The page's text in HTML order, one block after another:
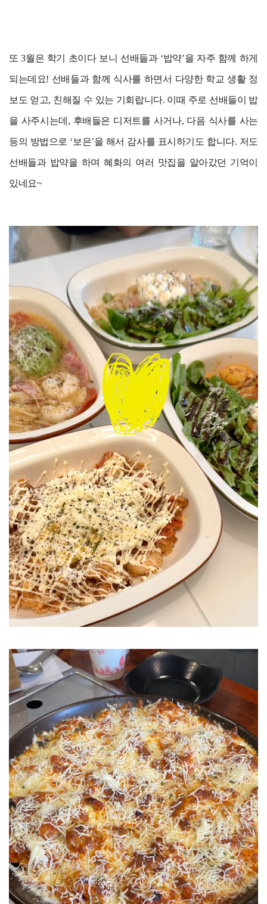
또 3월은 학기 초이다 보니 선배들과 ‘밥약’을 자주 함께 하게
되는데요! 선배들과 함께 식사를 하면서 다양한 학교 생활 정
보도 얻고, 친해질 수 있는 기회랍니다. 이때 주로 선배들이 밥
을 사주시는데, 후배들은 디저트를 사거나, 다음 식사를 사는
등의 방법으로 ‘보은’을 해서 감사를 표시하기도 합니다. 저도
선배들과 밥약을 하며 혜화의 여러 맛집을 알아갔던 기억이
있네요~